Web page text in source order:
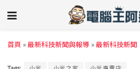
首頁 »最新科技新聞與報導 »最新科技新聞